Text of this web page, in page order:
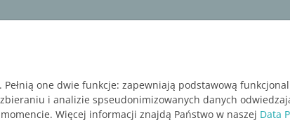
Services Blog BEZPŁATNA WERSJA PRÓBNA
one dwie funkcje: zapewniają podstawową
i analizie spseudonimizowanych danych
Więcej informacji znajdą Państwo w naszej Data